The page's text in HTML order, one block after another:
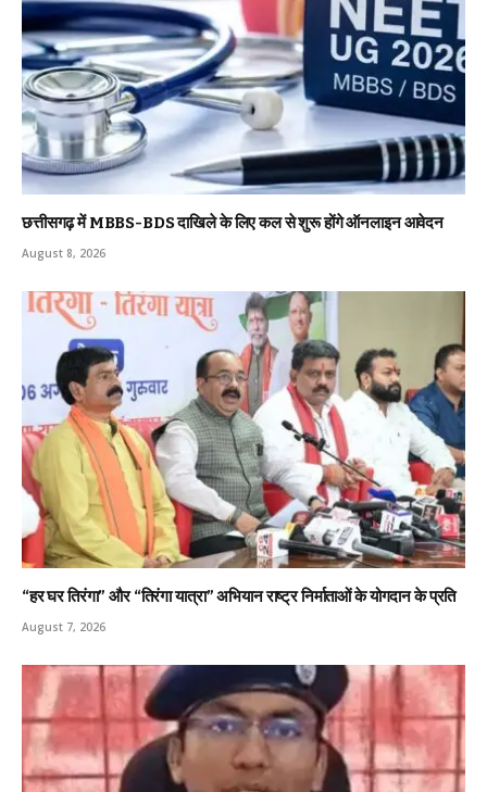
छत्तीसगढ़ में MBBS-BDS दाखिले के लिए कल से शुरू होंगे ऑनलाइन आवेदन
August 8, 2026
“हर घर तिरंगा” और “तिरंगा यात्रा” अभियान राष्ट्र निर्माताओं के योगदान के प्रति
August 7, 2026